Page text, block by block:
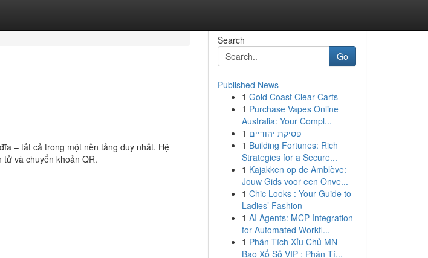
– tất cả trong một nền tảng duy nhất. Hệ
và chuyển khoản QR.
Search
Go
Published News
1 Gold Coast Clear Carts
1 Purchase Vapes Online
Australia: Your Compl...
1 פסיקת יהודיים
1 Building Fortunes: Rich
Strategies for a Secure...
1 Kajakken op de Amblève:
Jouw Gids voor een Onve...
1 Chic Looks : Your Guide to
Ladies’ Fashion
1 AI Agents: MCP Integration
for Automated Workfl...
1 Phân Tích Xỉu Chủ MN -
Bao Xổ Số VIP : Phân Tí...